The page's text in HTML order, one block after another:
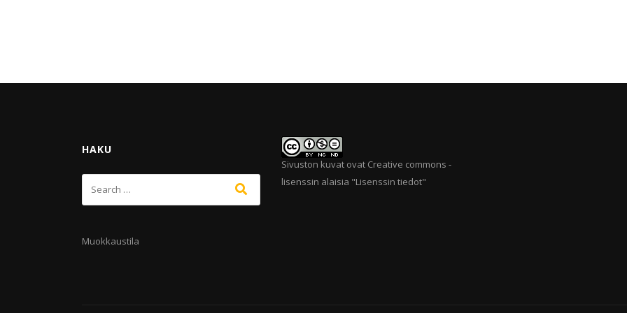
HAKU
Muokkaustila
Sivuston kuvat ovat Creative commons -
lisenssin alaisia "Lisenssin tiedot"